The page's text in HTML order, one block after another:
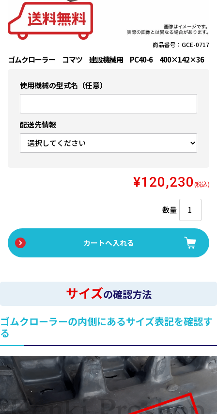
商品番号：GCE-0717
ゴムクローラー コマツ 建設機械用 PC40-6 400×142×36
使用機械の型式名（任意）
配送先情報
¥120,230 (税込)
数量
サイズの確認方法
ゴムクローラーの内側にあるサイズ表記を確認す
る